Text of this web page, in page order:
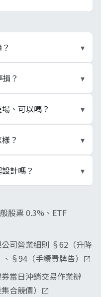
▾
比法常見 5% 至
有期間調整。短線交
段交易停損宜寬
是行情走壞才開始
？ ▾
年提出的平均真
14 日）的真實波動度
劇烈程度。停損價設
低波動股 ATR 小、
股重訂百分比。
、可以嗎？ ▾
性交易），是停損
一筆交易剛被停損出
此時的判斷品質遠低
避免雙重虧損與紀律
？ ▾
營業細則 §63）；
停損單觸發後送出的
到對手方、無法成
法出場。2015 年 8
股災台股單日重挫
即為極端範例，停損單
損紀律執行需把這層
計嗎？ ▾
風險報酬比，例如停
比 1:2，勝率 40%
1:1，勝率需超過
0.3%、雙向手續費後
、進場規模三者必須
風險工程。
股票 0.3%、ETF
司營業細則 §62（升降
§94（手續費牌告）
當日沖銷交易作業辦
合競價）